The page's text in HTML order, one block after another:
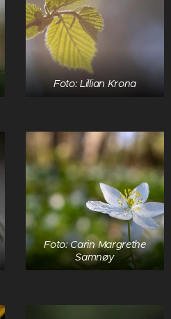
Foto: Lillian Krona
Foto: Carin Margrethe
Samnøy